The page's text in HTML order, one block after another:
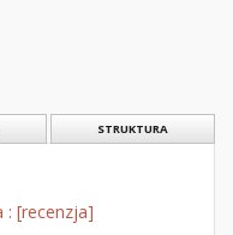
STRUKTURA
: [recenzja]